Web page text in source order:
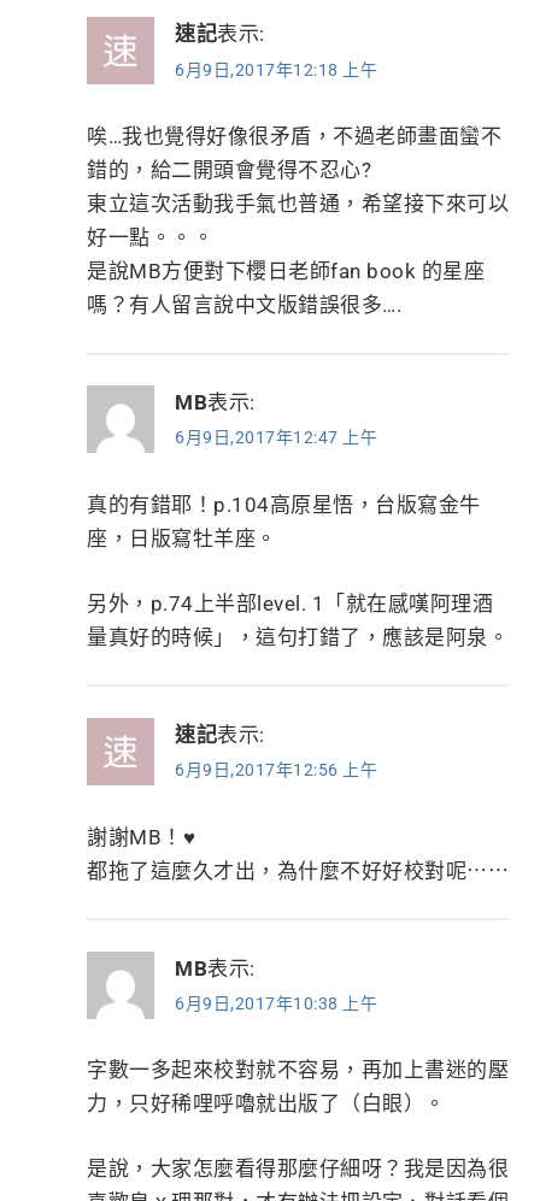
速記表示:
6月9日,2017年12:18 上午
唉…我也覺得好像很矛盾，不過老師畫面蠻不
錯的，給二開頭會覺得不忍心?
東立這次活動我手氣也普通，希望接下來可以
好一點。。。
是說MB方便對下櫻日老師fan book 的星座
嗎？有人留言說中文版錯誤很多….
MB表示:
6月9日,2017年12:47 上午
真的有錯耶！p.104高原星悟，台版寫金牛
座，日版寫牡羊座。
另外，p.74上半部level. 1「就在感嘆阿理酒
量真好的時候」，這句打錯了，應該是阿泉。
速記表示:
6月9日,2017年12:56 上午
謝謝MB！♥️
都拖了這麼久才出，為什麼不好好校對呢⋯⋯
MB表示:
6月9日,2017年10:38 上午
字數一多起來校對就不容易，再加上書迷的壓
力，只好稀哩呼嚕就出版了（白眼）。
是說，大家怎麼看得那麼仔細呀？我是因為很